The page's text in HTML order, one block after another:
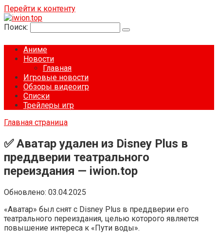
Перейти к контенту
Поиск:
Аниме
Новости
Главная
Игровые новости
Обзоры видеоигр
Списки
Трейлеры игр
Главная страница
✅ Аватар удален из Disney Plus в
преддверии театрального
переиздания — iwion.top
Обновлено: 03.04.2025
«Аватар» был снят с Disney Plus в преддверии его
театрального переиздания, целью которого является
повышение интереса к «Пути воды».